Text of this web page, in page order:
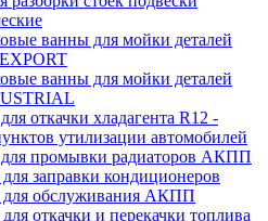
ванны для мойки деталей
ванны для мойки деталей
откачки хладагента R12 -
утилизации автомобилей
для промывки радиаторов АКПП
заправки кондиционеров
для обслуживания АКПП
откачки и перекачки топлива